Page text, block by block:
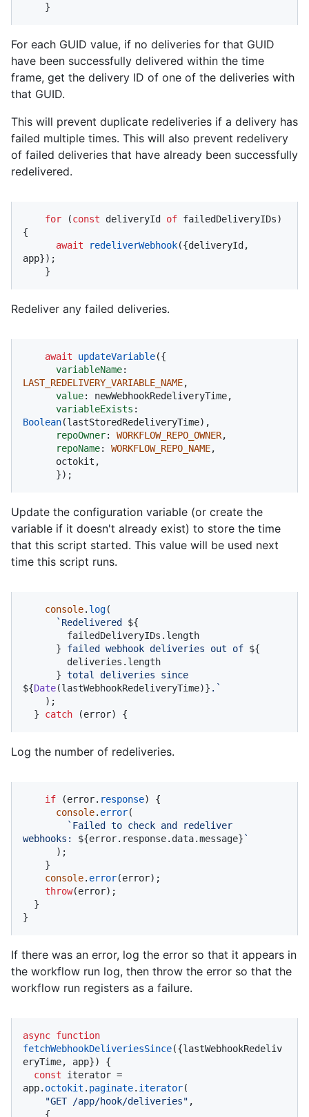
    }
For each GUID value, if no deliveries for that GUID
have been successfully delivered within the time
frame, get the delivery ID of one of the deliveries with
that GUID.
This will prevent duplicate redeliveries if a delivery has
failed multiple times. This will also prevent redelivery
of failed deliveries that have already been successfully
redelivered.
for (const deliveryId of failedDeliveryIDs)
{
await
redeliverWebhook({deliveryId,
app});
    }
Redeliver any failed deliveries.
await updateVariable({
variableName
LAST_REDELIVERY_VARIABLE_NAME,
value: newWebhookRedeliveryTime,
variableExists
Boolean(lastStoredRedeliveryTime),
repoOwner: WORKFLOW_REPO_OWNER,
repoName: WORKFLOW_REPO_NAME,
      });
Update the configuration variable (or create the
variable if it doesn't already exist) to store the time
that this script started. This value will be used next
time this script runs.
console. log(
`Redelivered ${
      }
failed webhook deliveries out of ${
      }
${Date(lastWebhookRedeliveryTime)} .`
  }
catch (error) {
Log the number of redeliveries.
if (error. response) {
console. error(
`Failed to check and redeliver
webhooks: ${error.response.data.message} `
console. error(error);
throw(error);
}
If there was an error, log the error so that it appears in
the workflow run log, then throw the error so that the
workflow run registers as a failure.
async function
fetchWebhookDeliveriesSince({lastWebhookRedeliv
eryTime, app}) {
const iterator =
app. octokit . paginate. iterator(
"GET /app/hook/deliveries" ,